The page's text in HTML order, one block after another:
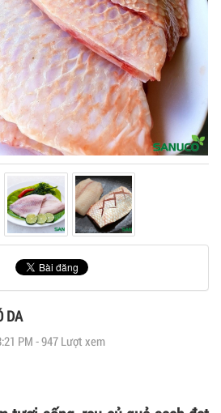
DA
PM - 947 Lượt xem